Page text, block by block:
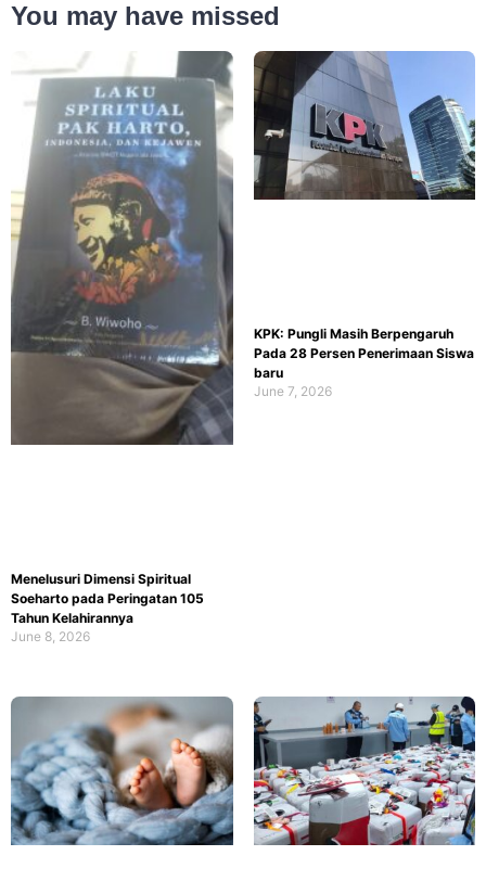
You may have missed
Menelusuri Dimensi Spiritual
Soeharto pada Peringatan 105
Tahun Kelahirannya
June 8, 2026
KPK: Pungli Masih Berpengaruh
Pada 28 Persen Penerimaan Siswa
baru
June 7, 2026